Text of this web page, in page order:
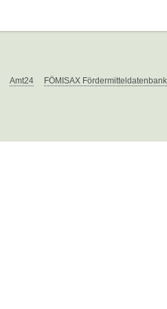
Amt24 FÖMISAX Fördermitteldatenbank